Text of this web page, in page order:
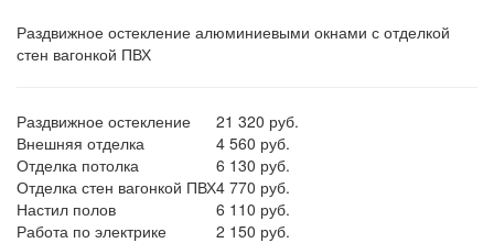
Раздвижное остекление алюминиевыми окнами с отделкой
стен вагонкой ПВХ
Раздвижное остекление
21 320 руб.
Внешняя отделка
4 560 руб.
Отделка потолка
6 130 руб.
Отделка стен вагонкой ПВХ4 770 руб.
Настил полов
6 110 руб.
Работа по электрике
2 150 руб.